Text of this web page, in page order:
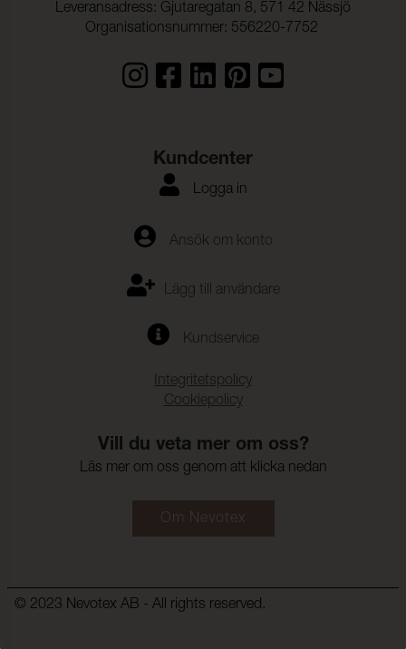
Leveransadress: Gjutaregatan 8, 571 42 Nässjö
Organisationsnummer: 556220-7752
Kundcenter
Logga in
Ansök om konto
Lägg till användare
Kundservice
Integritetspolicy
Cookiepolicy
Vill du veta mer om oss?
Läs mer om oss genom att klicka nedan
Om Nevotex
© 2023 Nevotex AB - All rights reserved.